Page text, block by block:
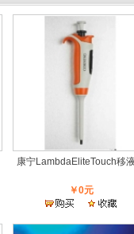
康宁LambdaEliteTouch移
￥0元